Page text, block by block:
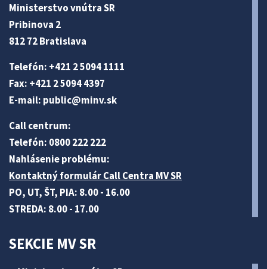
Ministerstvo vnútra SR
Pribinova 2
812 72 Bratislava
Telefón: +421 2 5094 1111
Fax: +421 2 5094 4397
E-mail: public@minv.sk
Call centrum:
Telefón: 0800 222 222
Nahlásenie problému:
Kontaktný formulár Call Centra MV SR
PO, UT, ŠT, PIA: 8.00 - 16.00
STREDA: 8.00 - 17.00
SEKCIE MV SR